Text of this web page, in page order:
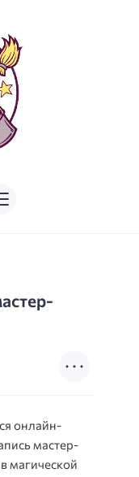
онлайн-
мастер-
магической